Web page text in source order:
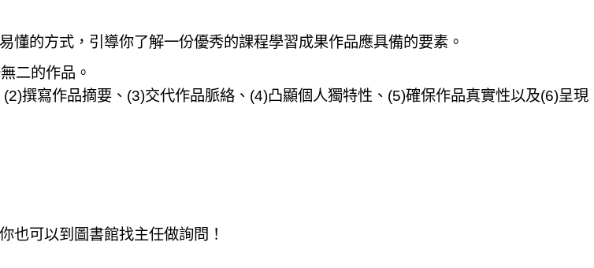
懂的方式，引導你了解一份優秀的課程學習成果作品應具備的要素。
二的作品。
撰寫作品摘要、(3)交代作品脈絡、(4)凸顯個人獨特性、(5)確保作品真實性以及(6)呈現
也可以到圖書館找主任做詢問！